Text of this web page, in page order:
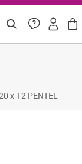
x 12 PENTEL